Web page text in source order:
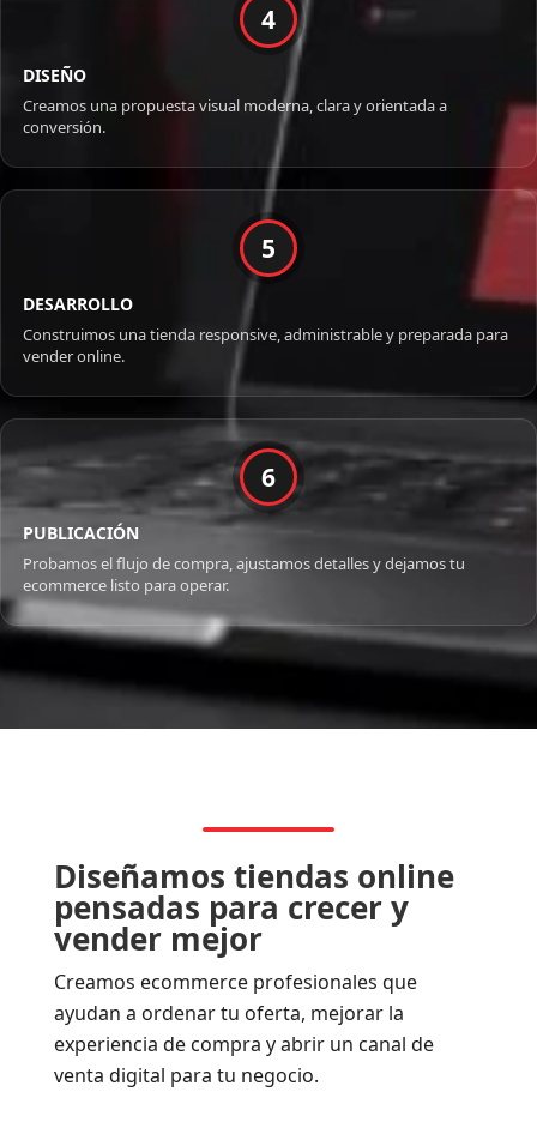
4
DISEÑO
Creamos una propuesta visual moderna, clara y orientada a
conversión.
5
DESARROLLO
Construimos una tienda responsive, administrable y preparada para
vender online.
6
PUBLICACIÓN
Probamos el flujo de compra, ajustamos detalles y dejamos tu
ecommerce listo para operar.
Diseñamos tiendas online
pensadas para crecer y
vender mejor
Creamos ecommerce profesionales que
ayudan a ordenar tu oferta, mejorar la
experiencia de compra y abrir un canal de
venta digital para tu negocio.